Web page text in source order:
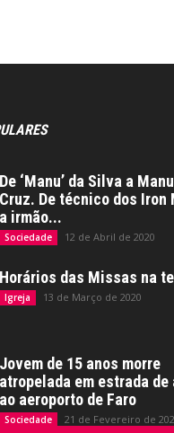
De ‘Manu’ da Silva a
Cruz. De técnico dos Iron
a irmão...
Sociedade 12 de Abril de 2020
Horários das Missas na
Igreja 13 de Março de 2020
Jovem de 15 anos morre
atropelada em estrada de
ao aeroporto de Faro
Sociedade 21 de Fevereiro de